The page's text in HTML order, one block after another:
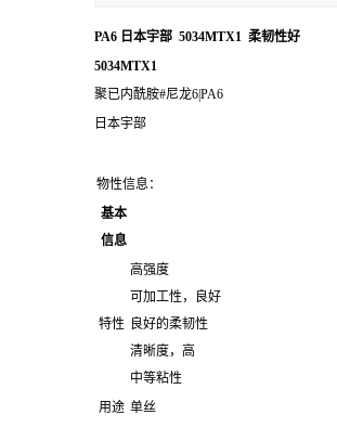
PA6 日本宇部 5034MTX1 柔韧性好
5034MTX1
聚已内酰胺#尼龙6|PA6
日本宇部
物性信息：
基本
信息
特性
高强度
可加工性，良好
良好的柔韧性
清晰度，高
中等粘性
用途 单丝